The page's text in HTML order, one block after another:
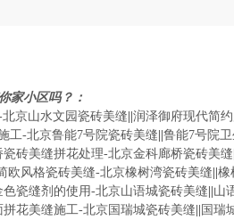
家小区吗？：
京山水文园瓷砖美缝 润泽御府现代简
工-北京鲁能7号院瓷砖美缝 鲁能7号院
瓷砖美缝拼花处理-北京金科廊桥瓷砖美缝
欧风格瓷砖美缝-北京橡树湾瓷砖美缝 橡
色瓷缝剂的使用-北京山语城瓷砖美缝 山
拼花美缝施工-北京国瑞城瓷砖美缝 国瑞